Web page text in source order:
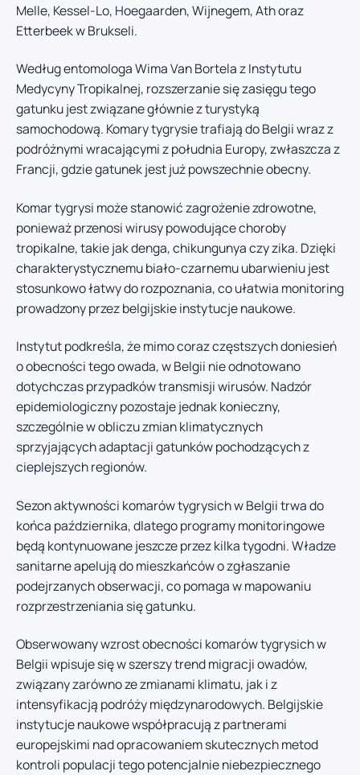
Melle, Kessel-Lo, Hoegaarden, Wijnegem, Ath oraz
Etterbeek w Brukseli.
Według entomologa Wima Van Bortela z Instytutu
Medycyny Tropikalnej, rozszerzanie się zasięgu tego
gatunku jest związane głównie z turystyką
samochodową. Komary tygrysie trafiają do Belgii wraz z
podróżnymi wracającymi z południa Europy, zwłaszcza z
Francji, gdzie gatunek jest już powszechnie obecny.
Komar tygrysi może stanowić zagrożenie zdrowotne,
ponieważ przenosi wirusy powodujące choroby
tropikalne, takie jak denga, chikungunya czy zika. Dzięki
charakterystycznemu biało-czarnemu ubarwieniu jest
stosunkowo łatwy do rozpoznania, co ułatwia monitoring
prowadzony przez belgijskie instytucje naukowe.
Instytut podkreśla, że mimo coraz częstszych doniesień
o obecności tego owada, w Belgii nie odnotowano
dotychczas przypadków transmisji wirusów. Nadzór
epidemiologiczny pozostaje jednak konieczny,
szczególnie w obliczu zmian klimatycznych
sprzyjających adaptacji gatunków pochodzących z
cieplejszych regionów.
Sezon aktywności komarów tygrysich w Belgii trwa do
końca października, dlatego programy monitoringowe
będą kontynuowane jeszcze przez kilka tygodni. Władze
sanitarne apelują do mieszkańców o zgłaszanie
podejrzanych obserwacji, co pomaga w mapowaniu
rozprzestrzeniania się gatunku.
Obserwowany wzrost obecności komarów tygrysich w
Belgii wpisuje się w szerszy trend migracji owadów,
związany zarówno ze zmianami klimatu, jak i z
intensyfikacją podróży międzynarodowych. Belgijskie
instytucje naukowe współpracują z partnerami
europejskimi nad opracowaniem skutecznych metod
kontroli populacji tego potencjalnie niebezpiecznego